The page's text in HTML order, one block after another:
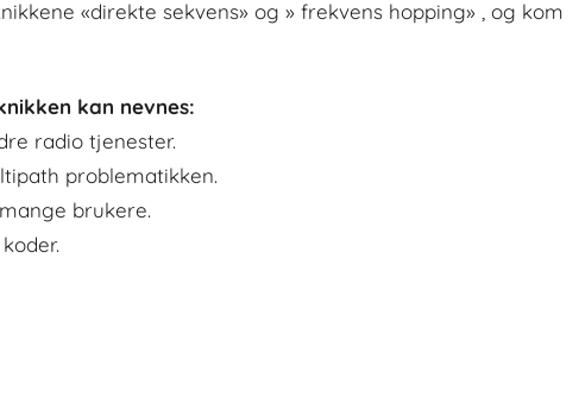
«direkte sekvens» og » frekvens hopping» , og kom
kan nevnes:
radio tjenester.
problematikken.
brukere.